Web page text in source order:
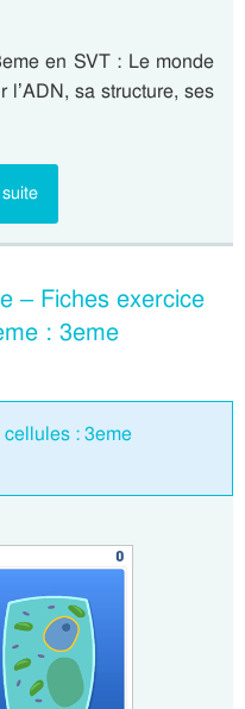
en SVT : Le monde
l’ADN, sa structure, ses
– Fiches exercice
: 3eme
: 3eme